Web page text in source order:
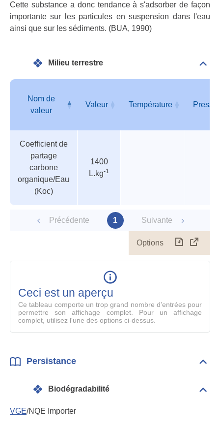
Cette substance a donc tendance à s'adsorber de façon
importante sur les particules en suspension dans l'eau
ainsi que sur les sédiments. (BUA, 1990)
Milieu terrestre
des
paramètres
Nom de
valeur
Valeur Température
valeur
Coefficient de
partage
carbone
organique/Eau
(Koc)
1400
L.kg-1
Précédente 1 Suivante
Options
le
Ceci est un aperçu
Ce tableau comporte un trop grand nombre d'entrées pour
permettre son affichage complet. Pour un affichage
complet, utilisez l'une des options ci-dessus.
Persistance
Biodégradabilité
VGE/NQE Importer